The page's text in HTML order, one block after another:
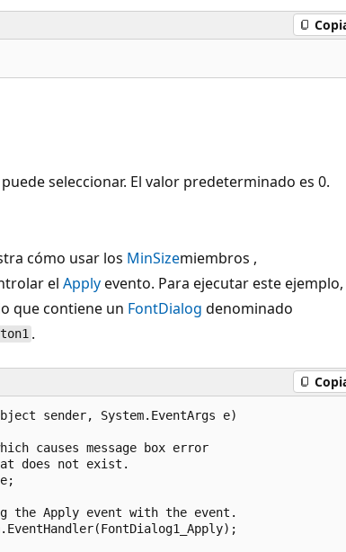
seleccionar. El valor predeterminado es 0.
cómo usar los MinSizemiembros ,
el Applyevento. Para ejecutar este ejemplo,
que contiene un FontDialog denominado
.
sender, System.EventArgs e)
causes message box error
does not exist.
the Apply event with the event.